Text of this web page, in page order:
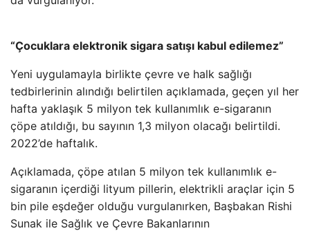
“Çocuklara elektronik sigara satışı kabul edilemez”
Yeni uygulamayla birlikte çevre ve halk sağlığı
tedbirlerinin alındığı belirtilen açıklamada, geçen yıl her
hafta yaklaşık 5 milyon tek kullanımlık e-sigaranın
çöpe atıldığı, bu sayının 1,3 milyon olacağı belirtildi.
2022’de haftalık.
Açıklamada, çöpe atılan 5 milyon tek kullanımlık e-
sigaranın içerdiği lityum pillerin, elektrikli araçlar için 5
bin pile eşdeğer olduğu vurgulanırken, Başbakan Rishi
Sunak ile Sağlık ve Çevre Bakanlarının